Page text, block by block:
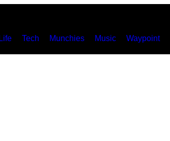
Life Tech Munchies Music Waypoint